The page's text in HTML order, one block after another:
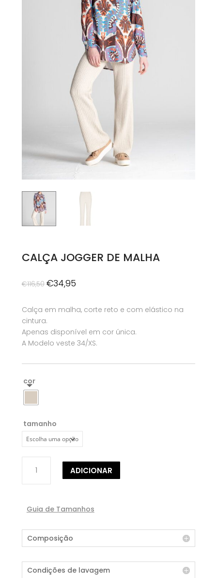
CALÇA JOGGER DE MALHA
€116,50 O
original
era:
€116,50.
€34,95O
atual
é:
€34,95.
Calça em malha, corte reto e com elástico na
cintura.
Apenas disponível em cor única.
A Modelo veste 34/XS.
cor
tamanho
Quantidade
CALÇA
DE
ADICIONAR
Guia de Tamanhos
Composição
Condições de lavagem